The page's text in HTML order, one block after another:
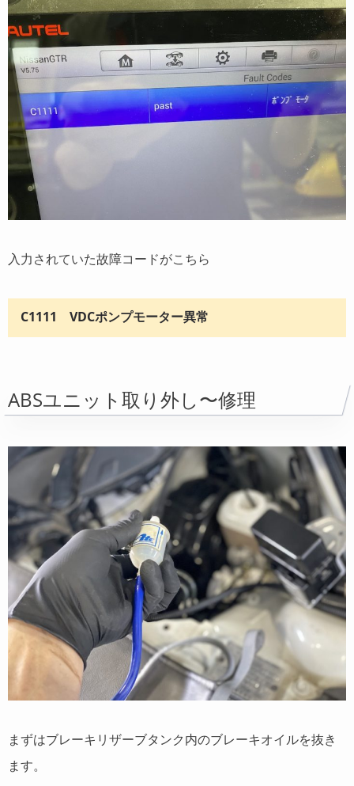
入力されていた故障コードがこちら
C1111 VDCポンプモーター異常
ABSユニット取り外し〜修理
まずはブレーキリザーブタンク内のブレーキオイルを抜き
ます。